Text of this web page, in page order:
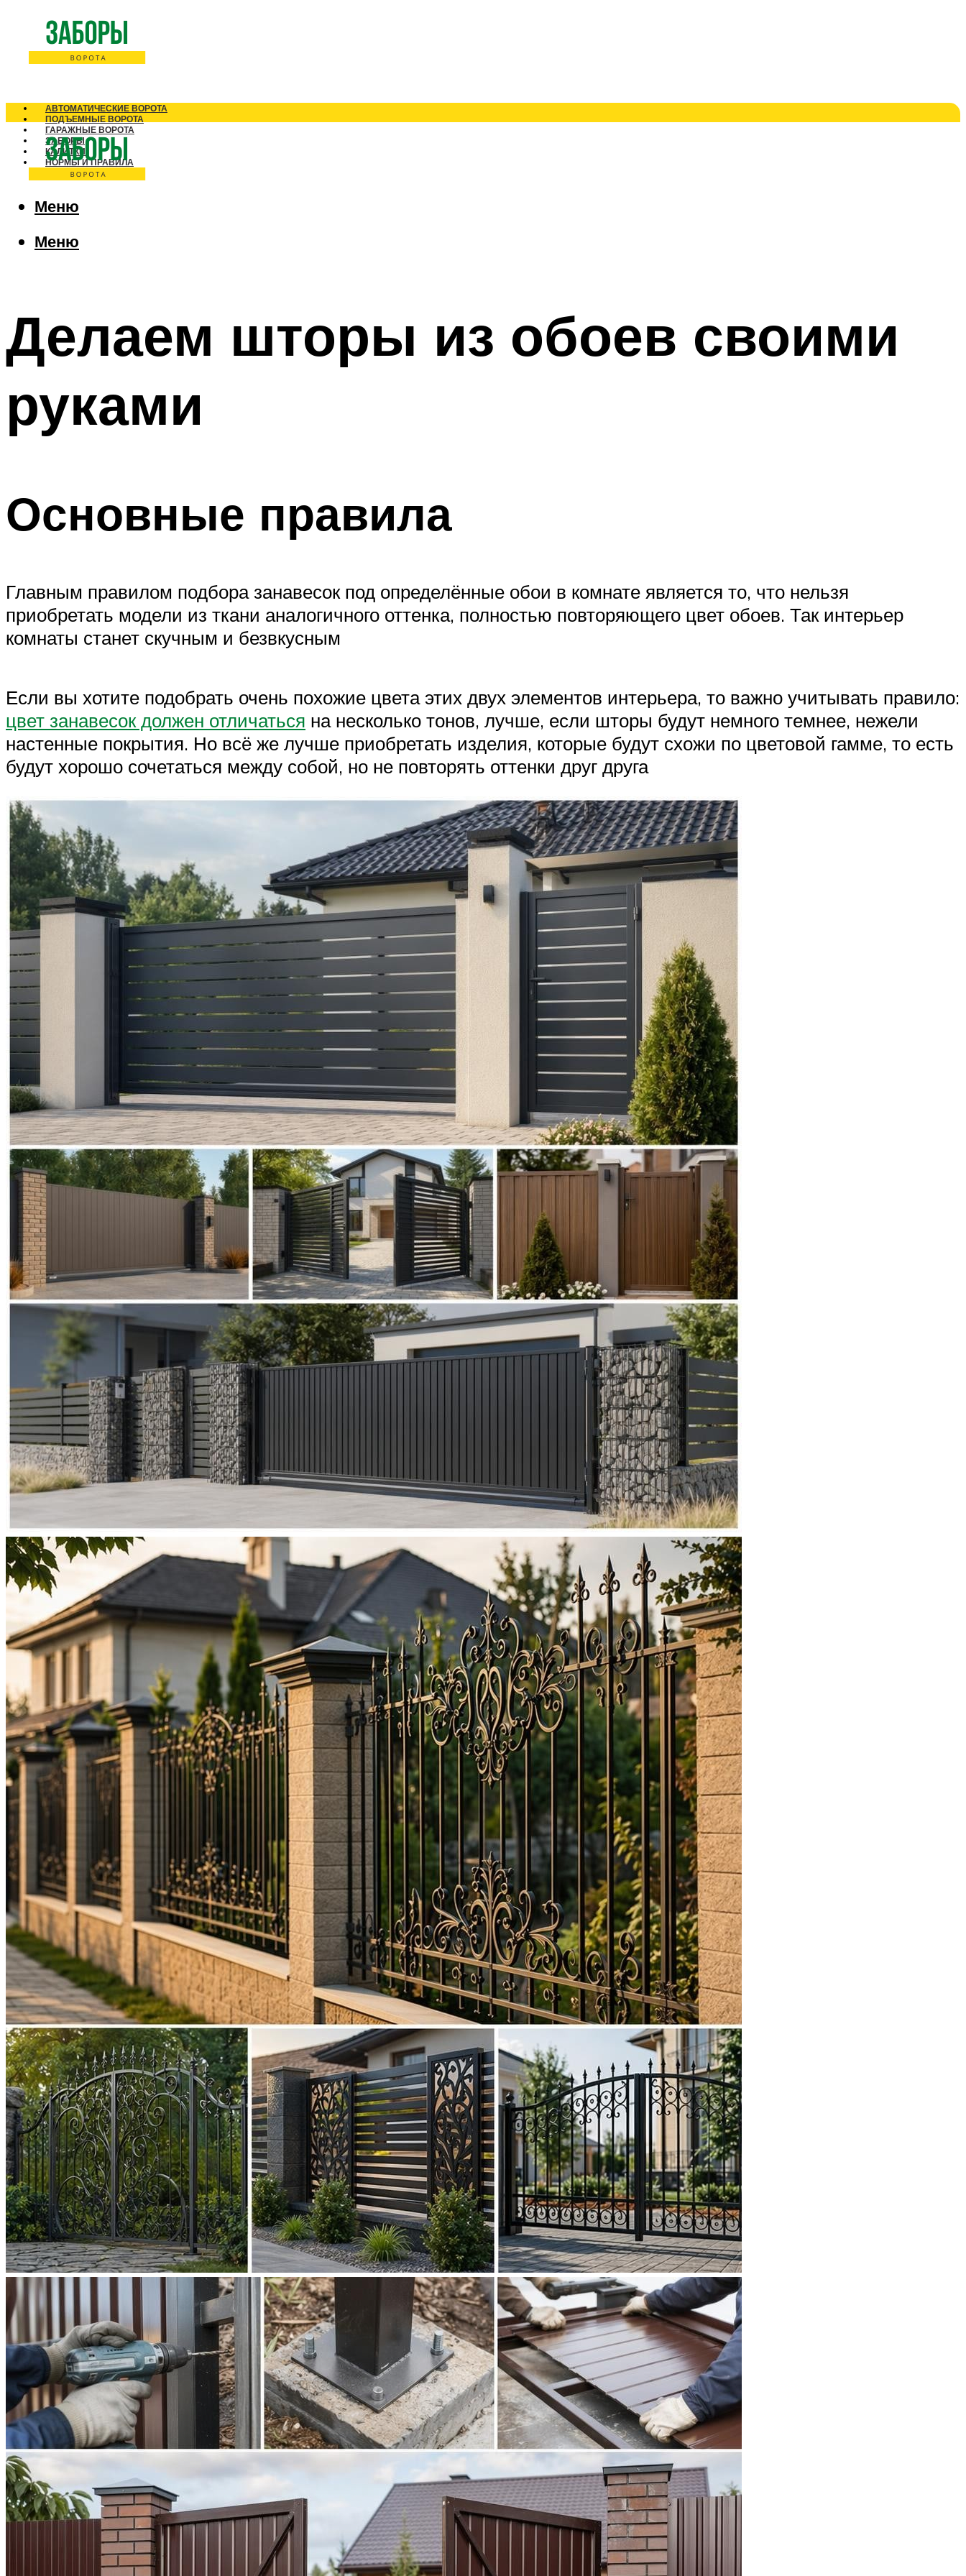
АВТОМАТИЧЕСКИЕ ВОРОТА
ПОДЪЕМНЫЕ ВОРОТА
ГАРАЖНЫЕ ВОРОТА
ЗАБОРЫ
КАЛИТКИ
НОРМЫ И ПРАВИЛА
Меню
Меню
Делаем шторы из обоев своими
руками
Основные правила
Главным правилом подбора занавесок под определённые обои в комнате является то, что нельзя
приобретать модели из ткани аналогичного оттенка, полностью повторяющего цвет обоев. Так интерьер
комнаты станет скучным и безвкусным
Если вы хотите подобрать очень похожие цвета этих двух элементов интерьера, то важно учитывать правило:
цвет занавесок должен отличаться на несколько тонов, лучше, если шторы будут немного темнее, нежели
настенные покрытия. Но всё же лучше приобретать изделия, которые будут схожи по цветовой гамме, то есть
будут хорошо сочетаться между собой, но не повторять оттенки друг друга